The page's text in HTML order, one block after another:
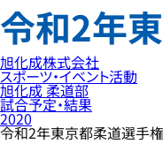
令和2年
旭化成株式会社
スポーツ・イベント活動
旭化成 柔道部
試合予定・結果
2020
令和2年東京都柔道選手